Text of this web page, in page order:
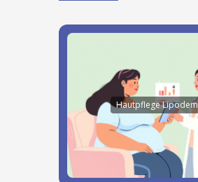
Hautpflege Lipödem